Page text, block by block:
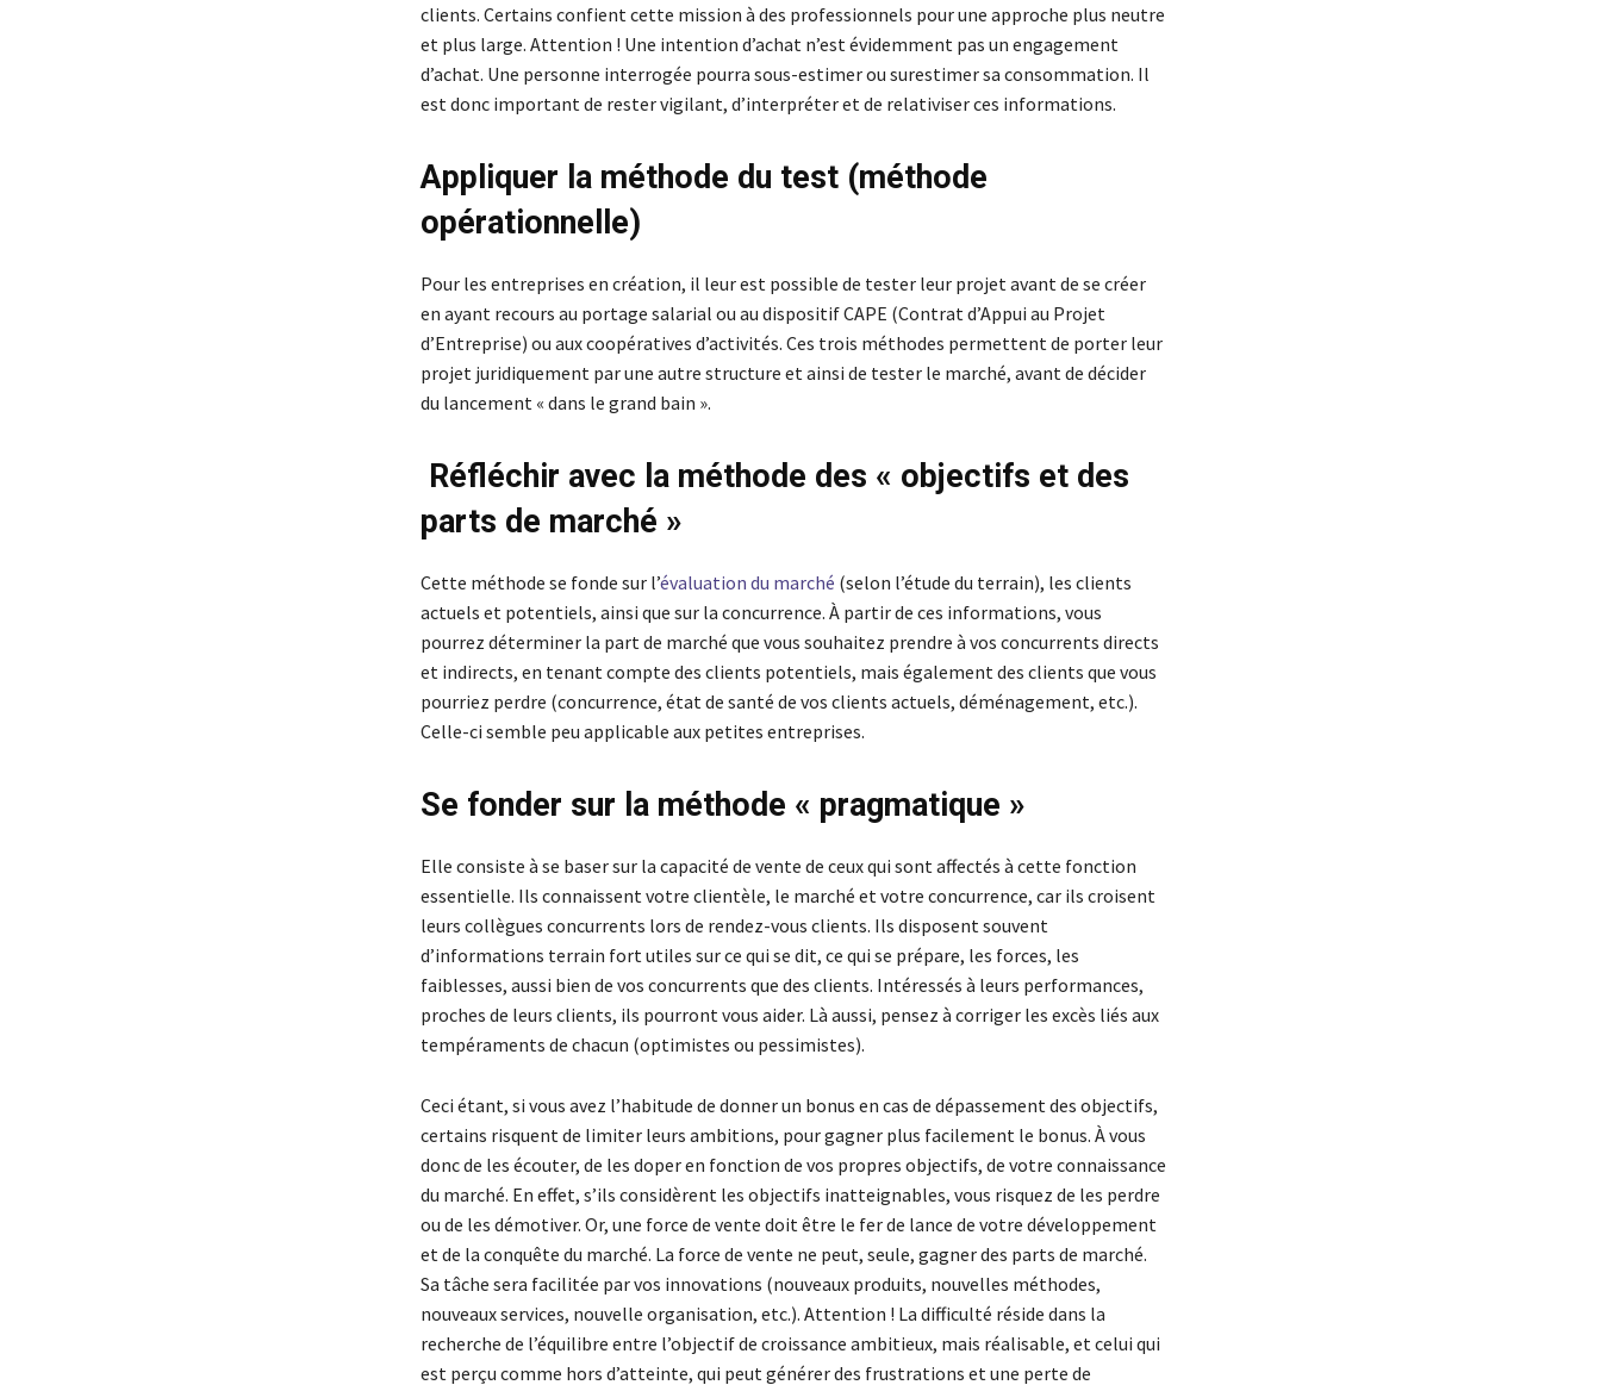
clients. Certains confient cette mission à des professionnels pour une approche plus neutre
et plus large. Attention ! Une intention d’achat n’est évidemment pas un engagement
d’achat. Une personne interrogée pourra sous-estimer ou surestimer sa consommation. Il
est donc important de rester vigilant, d’interpréter et de relativiser ces informations.
Appliquer la méthode du test (méthode
opérationnelle)
Pour les entreprises en création, il leur est possible de tester leur projet avant de se créer
en ayant recours au portage salarial ou au dispositif CAPE (Contrat d’Appui au Projet
d’Entreprise) ou aux coopératives d’activités. Ces trois méthodes permettent de porter leur
projet juridiquement par une autre structure et ainsi de tester le marché, avant de décider
du lancement « dans le grand bain ».
Réfléchir avec la méthode des « objectifs et des
parts de marché »
Cette méthode se fonde sur l’évaluation du marché (selon l’étude du terrain), les clients
actuels et potentiels, ainsi que sur la concurrence. À partir de ces informations, vous
pourrez déterminer la part de marché que vous souhaitez prendre à vos concurrents directs
et indirects, en tenant compte des clients potentiels, mais également des clients que vous
pourriez perdre (concurrence, état de santé de vos clients actuels, déménagement, etc.).
Celle-ci semble peu applicable aux petites entreprises.
Se fonder sur la méthode « pragmatique »
Elle consiste à se baser sur la capacité de vente de ceux qui sont affectés à cette fonction
essentielle. Ils connaissent votre clientèle, le marché et votre concurrence, car ils croisent
leurs collègues concurrents lors de rendez-vous clients. Ils disposent souvent
d’informations terrain fort utiles sur ce qui se dit, ce qui se prépare, les forces, les
faiblesses, aussi bien de vos concurrents que des clients. Intéressés à leurs performances,
proches de leurs clients, ils pourront vous aider. Là aussi, pensez à corriger les excès liés aux
tempéraments de chacun (optimistes ou pessimistes).
Ceci étant, si vous avez l’habitude de donner un bonus en cas de dépassement des objectifs,
certains risquent de limiter leurs ambitions, pour gagner plus facilement le bonus. À vous
donc de les écouter, de les doper en fonction de vos propres objectifs, de votre connaissance
du marché. En effet, s’ils considèrent les objectifs inatteignables, vous risquez de les perdre
ou de les démotiver. Or, une force de vente doit être le fer de lance de votre développement
et de la conquête du marché. La force de vente ne peut, seule, gagner des parts de marché.
Sa tâche sera facilitée par vos innovations (nouveaux produits, nouvelles méthodes,
nouveaux services, nouvelle organisation, etc.). Attention ! La difficulté réside dans la
recherche de l’équilibre entre l’objectif de croissance ambitieux, mais réalisable, et celui qui
est perçu comme hors d’atteinte, qui peut générer des frustrations et une perte de